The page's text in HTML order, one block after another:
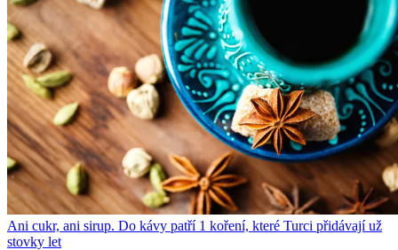
Ani cukr, ani sirup. Do kávy patří 1 koření, které Turci přidávají už
stovky let